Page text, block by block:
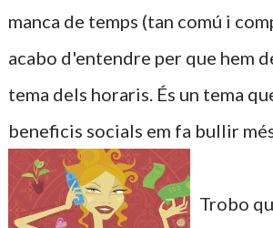
manca de temps (tan comú i
acabo d'entendre per que hem
tema dels horaris. És un tema
beneficis socials em fa bullir
Trobo